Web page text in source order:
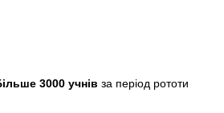
3000 учнів за період рототи